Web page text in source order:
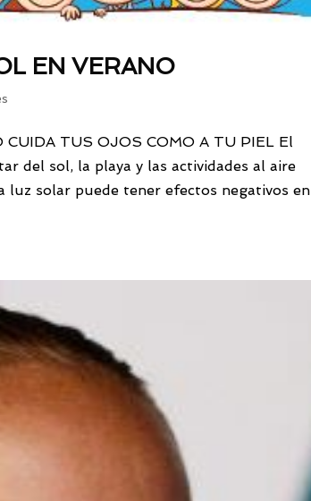
EN VERANO
TUS OJOS COMO A TU PIEL El
del sol, la playa y las actividades al aire
luz solar puede tener efectos negativos en